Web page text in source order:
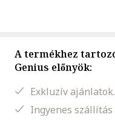
A termékhez
Genius előnyök:
Exkluzív ajánlatok.
Ingyenes szállítás